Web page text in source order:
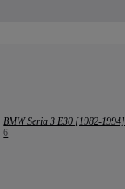
BMW Seria 3 E30 [1982-1994]
6